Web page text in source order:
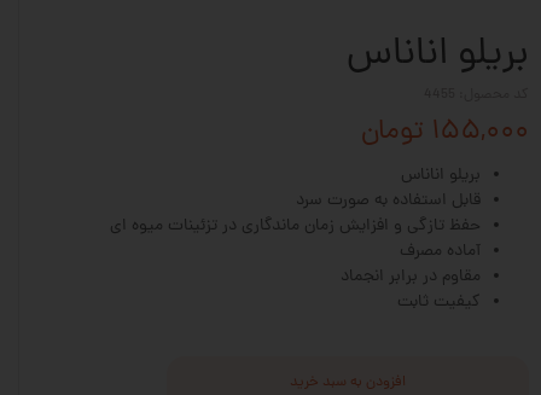
بریلو اناناس
۱۵۵,۰۰۰ تومان
بریلو اناناس
قابل استفاده به صورت سرد
حفظ تازگی و افزایش زمان ماندگاری در تزئینات میوه ای
آماده مصرف
مقاوم در برابر انجماد
کیفیت ثابت
افزودن به سبد خرید